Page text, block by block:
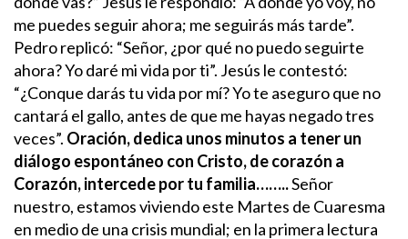
me puedes seguir ahora; me seguirás más tarde”.
Pedro replicó: “Señor, ¿por qué no puedo seguirte
ahora? Yo daré mi vida por ti”. Jesús le contestó:
“¿Conque darás tu vida por mí? Yo te aseguro que no
cantará el gallo, antes de que me hayas negado tres
veces”. Oración, dedica unos minutos a tener un
diálogo espontáneo con Cristo, de corazón a
Corazón, intercede por tu familia……..Señor
nuestro, estamos viviendo este Martes de Cuaresma
en medio de una crisis mundial; en la primera lectura